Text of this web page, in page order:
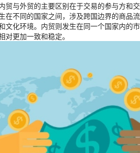
贸与外贸的主要区别在于交易的参与方和交
在不同的国家之间，涉及跨国边界的商品流
文化环境。内贸则发生在同一个国家内的市
更加一致和稳定。